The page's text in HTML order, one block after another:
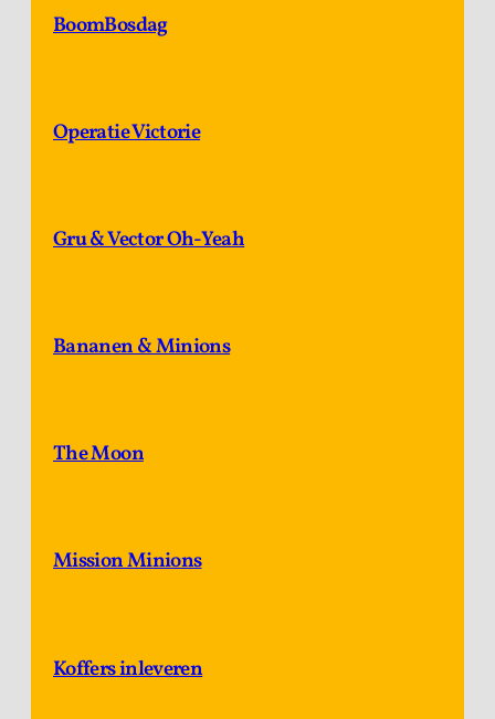
BoomBosdag
Operatie Victorie
Gru & Vector Oh-Yeah
Bananen & Minions
The Moon
Mission Minions
Koffers inleveren